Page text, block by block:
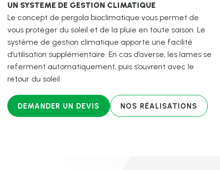
UN SYSTEME DE GESTION CLIMATIQUE
Le concept de pergola bioclimatique vous permet de
vous protéger du soleil et de la pluie en toute saison. Le
système de gestion climatique apporte une facilité
d’utilisation supplémentaire. En cas d’averse, les lames se
referment automatiquement, puis s’ouvrent avec le
retour du soleil.
DEMANDER UN DEVIS NOS RÉALISATIONS